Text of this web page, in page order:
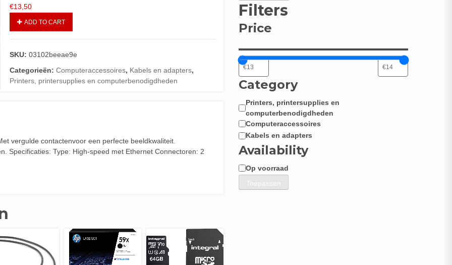
€13,50
ADD TO CART
SKU: 03102beeae9e
Categorieën: Computeraccessoires, Kabels en adapters,
Printers, printersupplies en computerbenodigdheden
vergulde contactenvoor een perfecte beeldkwaliteit.
Specificaties: Type: High-speed met Ethernet Connectoren: 2
Filters
Price
Category
Categorie
Printers, printersupplies en
computerbenodigdheden
Computeraccessoires
Kabels en adapters
Availability
Beschikbaarheid
Op voorraad
Toepassen